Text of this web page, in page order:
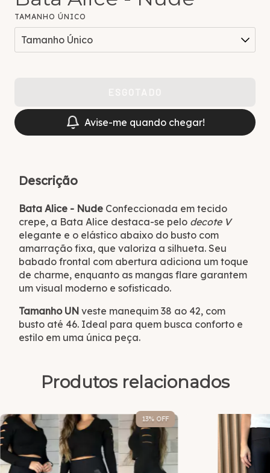
TAMANHO ÚNICO
Avise-me quando chegar!
Descrição
Bata Alice - Nude Confeccionada em tecido
crepe, a Bata Alice destaca-se pelo decote V
elegante e o elástico abaixo do busto com
amarração fixa, que valoriza a silhueta. Seu
babado frontal com abertura adiciona um toque
de charme, enquanto as mangas flare garantem
um visual moderno e sofisticado.
Tamanho UN veste manequim 38 ao 42, com
busto até 46. Ideal para quem busca conforto e
estilo em uma única peça.
Produtos relacionados
13% OFF